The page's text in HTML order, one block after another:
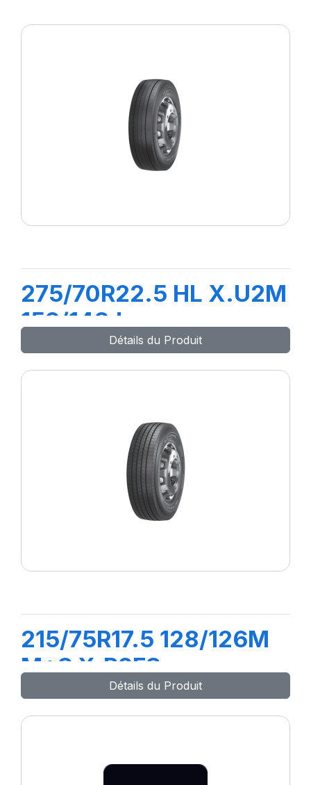
275/70R22.5 HL X.U2M
152/148J
Détails du Produit
215/75R17.5 128/126M
M+S X.R2FS
Détails du Produit